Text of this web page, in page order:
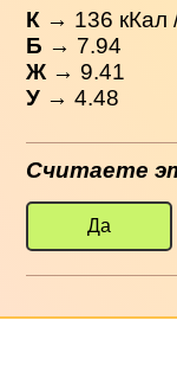
К → 136 кКал
Б → 7.94
Ж → 9.41
У → 4.48
Считаете
Да